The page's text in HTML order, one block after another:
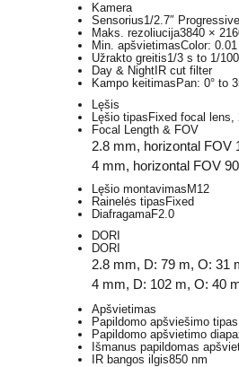
Kamera
Sensorius1/2.7″
Maks. rezoliucija3840 ×
Min. apšvietimasColor:
Užrakto greitis1/3 s to 1/
Day & Night IR cut filter
Kampo keitimas Pan: 0° to
Lęšis
Lęšio tipas Fixed focal lens,
Focal Length & FOV
2.8 mm, horizontal FOV
4 mm, horizontal FOV
Lęšio montavimasM12
Rainelės tipasFixed
DiafragamaF2.0
DORI
DORI
2.8 mm, D: 79 m, O: 31
4 mm, D: 102 m, O: 40
Apšvietimas
Papildomo apšviešimo tipas
Papildomo apšvietimo
Išmanus papildomas
IR bangos ilgis850 nm